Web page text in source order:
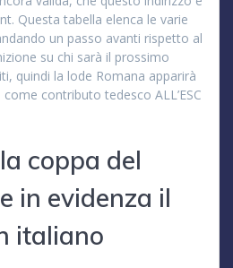
Questa tabella elenca le varie
un passo avanti rispetto al
su chi sarà il prossimo
quindi la lode Romana apparirà
contributo tedesco ALL’ESC
coppa del
in evidenza il
italiano